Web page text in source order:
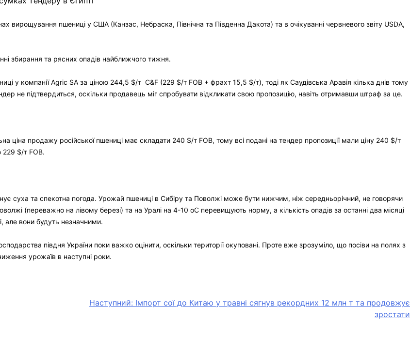
вирощування пшениці у США (Канзас, Небраска, Північна та Південна Дакота) та в очікуванні червневого звіту USDA,
збирання та рясних опадів найближчого тижня.
у компанії Agric SA за ціною 244,5 $/т C&F (229 $/т FOB + фрахт 15,5 $/т), тоді як Саудівська Аравія кілька днів тому
не підтвердиться, оскільки продавець міг спробувати відкликати свою пропозицію, навіть отримавши штраф за це.
ціна продажу російської пшениці має складати 240 $/т FOB, тому всі подані на тендер пропозиції мали ціну 240 $/т
229 $/т FOB.
суха та спекотна погода. Урожай пшениці в Сибіру та Поволжі може бути нижчим, ніж середньорічний, не говорячи
(переважно на лівому березі) та на Уралі на 4-10 оС перевищують норму, а кількість опадів за останні два місяці
але вони будуть незначними.
півдня України поки важко оцінити, оскільки території окуповані. Проте вже зрозуміло, що посіви на полях з
урожаїв в наступні роки.
Наступний: Імпорт сої до Китаю у травні сягнув рекордних 12 млн т та продовжує
зростати